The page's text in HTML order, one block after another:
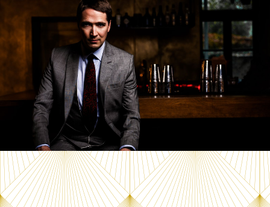
DAS MAGISCHE DINNER
DIRK WIEDEMANN